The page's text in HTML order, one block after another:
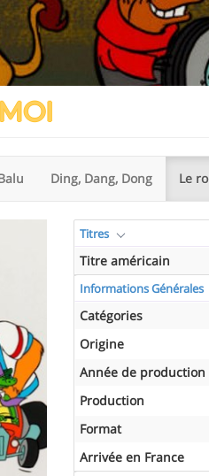
Ding, Dang, Dong Le
Titres
Titre américain
Informations Générales
Catégories
Origine
Année de production
Production
Format
Arrivée en France